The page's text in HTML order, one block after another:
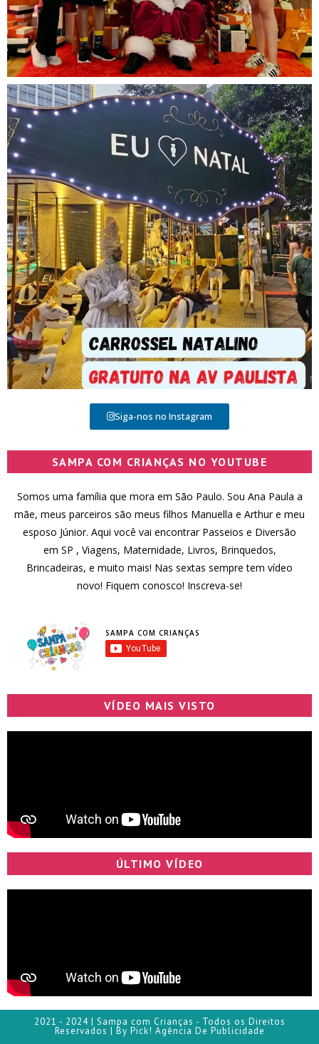
Siga-nos no Instagram
SAMPA COM CRIANÇAS NO YOUTUBE
Somos uma família que mora em São Paulo. Sou Ana Paula a
mãe, meus parceiros são meus filhos Manuella e Arthur e meu
esposo Júnior. Aqui você vai encontrar Passeios e Diversão
em SP , Viagens, Maternidade, Livros, Brinquedos,
Brincadeiras, e muito mais! Nas sextas sempre tem vídeo
novo! Fiquem conosco! Inscreva-se!
SAMPA COM CRIANÇAS
VÍDEO MAIS VISTO
ÚLTIMO VÍDEO
2021 - 2024 | Sampa com Crianças - Todos os Direitos
Reservados | By Pick! Agência De Publicidade